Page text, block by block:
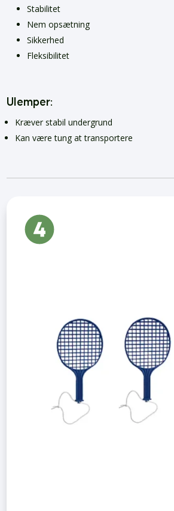
Stabilitet
Nem opsætning
Sikkerhed
Fleksibilitet
Ulemper:
Kræver stabil undergrund
Kan være tung at transportere